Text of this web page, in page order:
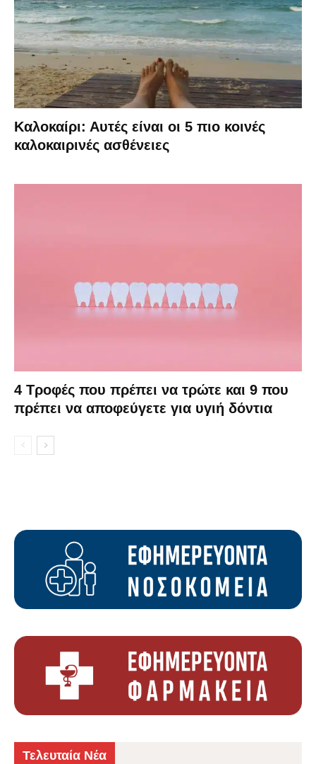
Καλοκαίρι: Αυτές είναι οι 5 πιο κοινές
καλοκαιρινές ασθένειες
4 Τροφές που πρέπει να τρώτε και 9 που
πρέπει να αποφεύγετε για υγιή δόντια
Τελευταία Νέα